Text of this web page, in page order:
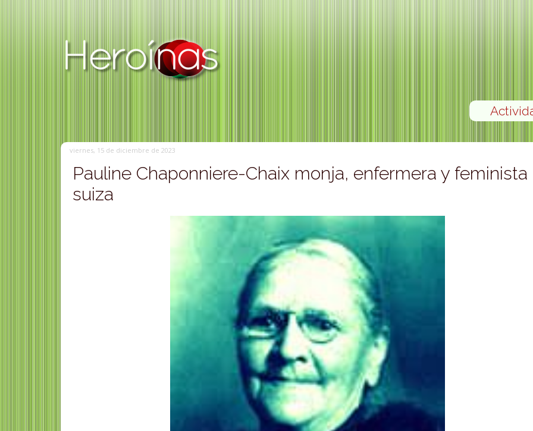
viernes, 15 de diciembre de 2023
Pauline Chaponniere-Chaix monja, enfermera y feminista
suiza